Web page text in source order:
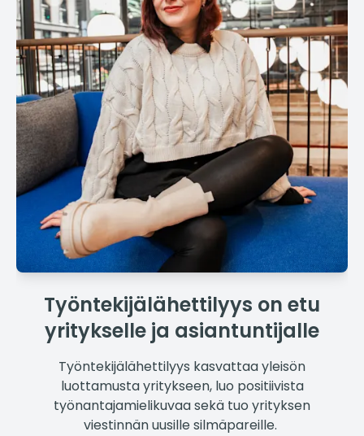
Työntekijälähettilyys on etu
yritykselle ja asiantuntijalle
Työntekijälähettilyys kasvattaa yleisön
luottamusta yritykseen, luo positiivista
työnantajamielikuvaa sekä tuo yrityksen
viestinnän uusille silmäpareille.